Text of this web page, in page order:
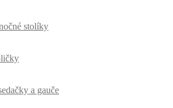
stolíky
a gauče